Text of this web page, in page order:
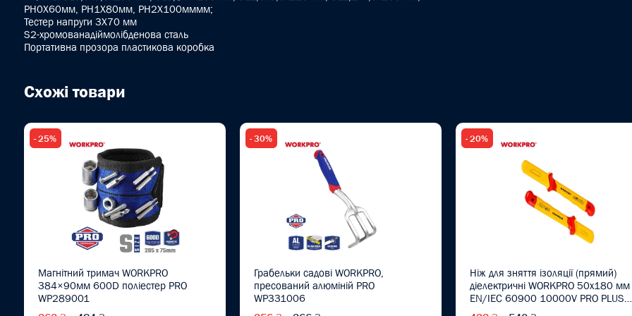
PH0X60мм, PH1X80мм, PH2X100мммм;
Тестер напруги 3X70 мм
S2-хромованадіймолібденова сталь
Портативна прозора пластикова коробка
Схожі товари
- 25%
Магнітний тримач WORKPRO
384×90мм 600D поліестер PRO
WP289001
- 30%
Грабельки садові WORKPRO,
пресований алюміній PRO
WP331006
- 20%
Ніж для зняття ізоляції (прямий)
діелектричні WORKPRO 50x180 мм
EN/IEC 60900 10000V PRO PLUS